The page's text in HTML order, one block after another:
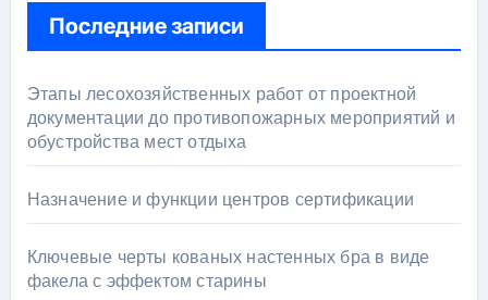
Последние записи
Этапы лесохозяйственных работ от проектной
документации до противопожарных мероприятий и
обустройства мест отдыха
Назначение и функции центров сертификации
Ключевые черты кованых настенных бра в виде
факела с эффектом старины